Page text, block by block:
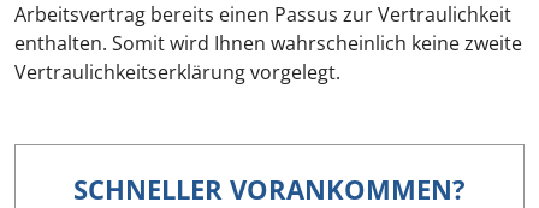
Arbeitsvertrag bereits einen Passus zur Vertraulichkeit
enthalten. Somit wird Ihnen wahrscheinlich keine zweite
Vertraulichkeitserklärung vorgelegt.
SCHNELLER VORANKOMMEN?